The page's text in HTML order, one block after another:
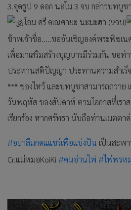
3.จุดธูป 9 ดอก นะโม 3 จบ กล่าวบทบูช
โอม ศรี คเณศายะ นะมะฮา (9จบ)
ข้าพเจ้าชื่อ.....ขออันเชิญองค์พระพิฆเน
เพื่อมาเสริมสร้างบุญบารมีร่วมกัน ขอ
ประทานสติปัญญา ประทานความสำเร็
*** ของไหว้ และบทบูชาสามารถถวาย
วันพฤหัส ของสัปดาห์ ตามโอกาสที่เรา
เรียกร้อง หากศรัทธา นับถือท่านเมตตา
#อย่าลืมกดแแชร์เพื่อแบ่งปัน เป็นสะพ
Cr.แม่หมอKoiKi #คนอ่านไพ่ #ไพ่พรห